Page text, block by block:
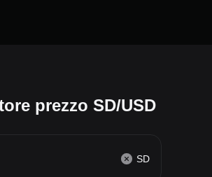
prezzo SD/USD
SD